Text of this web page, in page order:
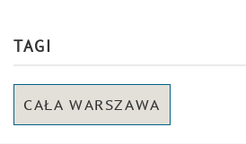
TAGI
CAŁA WARSZAWA